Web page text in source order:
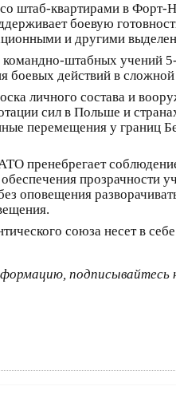
штаб-квартирами в
боевую
и другими
штабных учений
боевых действий в
личного состава и
сил в Польше и
перемещения у границ
пренебрегает
прозрачности
оповещения
союза несет в
подписывайтесь